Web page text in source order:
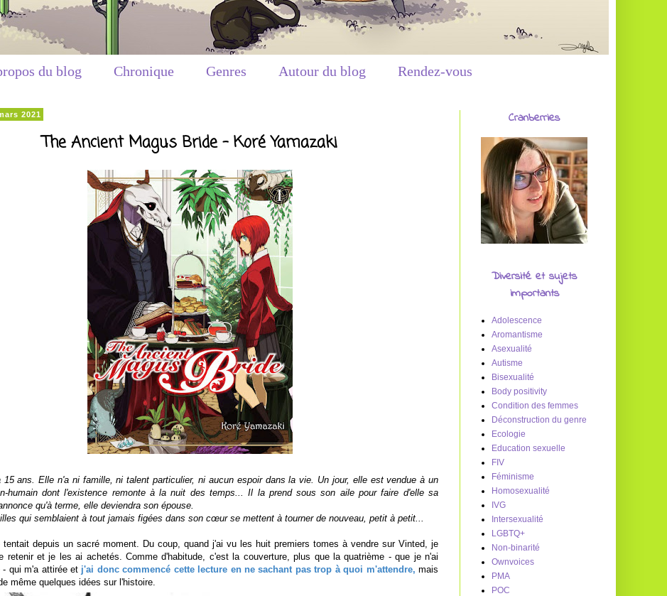
du blog Chronique Genres Autour du blog Rendez-vous
2021
The Ancient Magus Bride - Koré Yamazaki
15 ans. Elle n'a ni famille, ni talent particulier, ni aucun espoir dans la vie. Un jour, elle est vendue à un
humain dont l'existence remonte à la nuit des temps... Il la prend sous son aile pour faire d'elle sa
qu'à terme, elle deviendra son épouse.
qui semblaient à tout jamais figées dans son cœur se mettent à tourner de nouveau, petit à petit...
tentait depuis un sacré moment. Du coup, quand j'ai vu les huit premiers tomes à vendre sur Vinted, je
retenir et je les ai achetés. Comme d'habitude, c'est la couverture, plus que la quatrième - que je n'ai
qui m'a attirée et j'ai donc commencé cette lecture en ne sachant pas trop à quoi m'attendre, mais
même quelques idées sur l'histoire.
Cranberries
Diversité et sujets
importants
Adolescence
Aromantisme
Asexualité
Autisme
Bisexualité
Body positivity
Condition des femmes
Déconstruction du genre
Ecologie
Education sexuelle
FIV
Féminisme
Homosexualité
IVG
Intersexualité
LGBTQ+
Non-binarité
Ownvoices
PMA
POC